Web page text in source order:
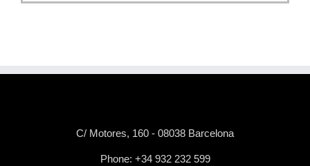
C/ Motores, 160 - 08038 Barcelona
Phone: +34 932 232 599